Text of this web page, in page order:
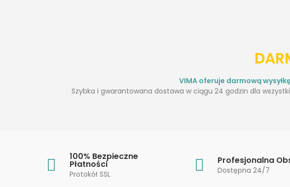
VIMA oferuje darmową
Szybka i gwarantowana dostawa w ciągu 24 godzin dla
100% Bezpieczne
Płatności
Protokół SSL
Profesjonalna
Dostępna 24/7